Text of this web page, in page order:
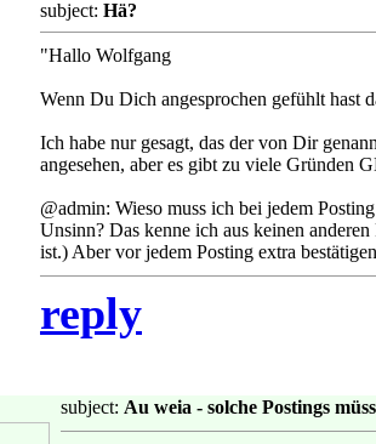
subject: Hä?
"Hallo Wolfgang
Wenn Du Dich angesprochen gefühlt hast
Ich habe nur gesagt, das der von Dir
angesehen, aber es gibt zu viele Gründen
@admin: Wieso muss ich bei jedem
Unsinn? Das kenne ich aus keinen
ist.) Aber vor jedem Posting extra
reply
subject: Au weia - solche Postings